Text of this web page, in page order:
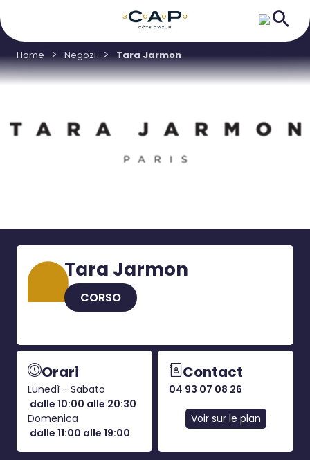
Home Negozi Tara Jarmon
Tara Jarmon
CORSO
Orari
Lunedì - Sabato
dalle 10:00 alle 20:30
Domenica
dalle 11:00 alle 19:00
Contact
04 93 07 08 26
Voir sur le plan